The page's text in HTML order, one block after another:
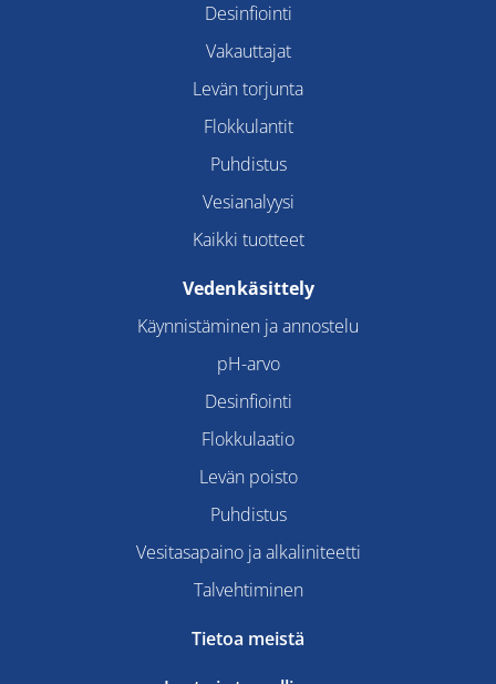
Desinfiointi
Vakauttajat
Levän torjunta
Flokkulantit
Puhdistus
Vesianalyysi
Kaikki tuotteet
Vedenkäsittely
Käynnistäminen ja annostelu
pH-arvo
Desinfiointi
Flokkulaatio
Levän poisto
Puhdistus
Vesitasapaino ja alkaliniteetti
Talvehtiminen
Tietoa meistä